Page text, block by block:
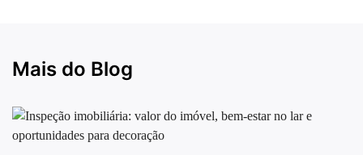
Mais do Blog